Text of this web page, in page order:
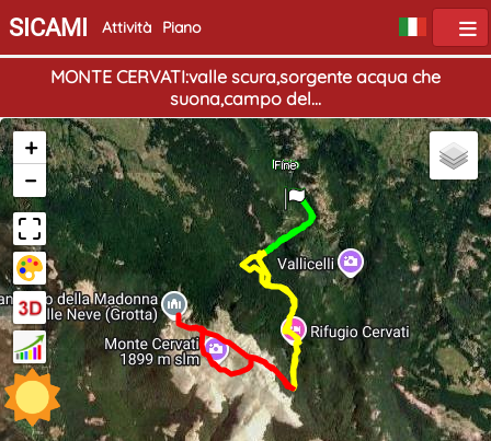
SICAMI Attività Piano
MONTE CERVATI:valle scura,sorgente acqua che
suona,campo del...
Inizio
Fine
+
−